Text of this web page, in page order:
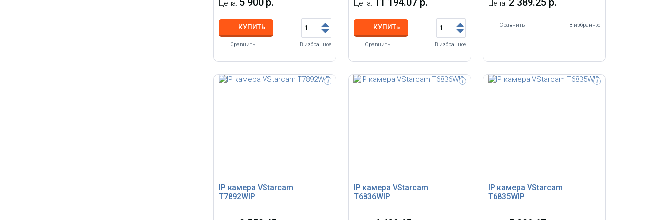
Цена: 5 900 р.
КУПИТЬ
Сравнить В избранное
Цена: 11 194.07 р.
КУПИТЬ
Сравнить В избранное
Цена: 2 389.25 р.
Сравнить В избранное
IP камера VStarcam
T7892WIP
i
IP камера VStarcam
T6836WIP
i
IP камера VStarcam
T6835WIP
i